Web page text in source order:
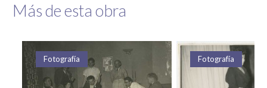
Más de esta obra
Fotografía
Fotografía
Fotografía Fotografía